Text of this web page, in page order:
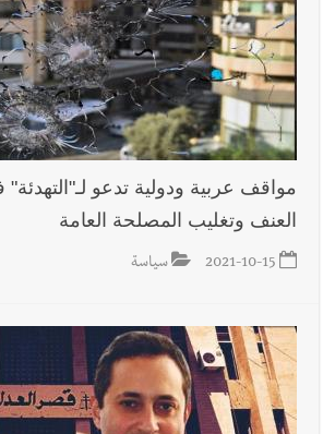
مواقف عربية ودولية تدعو
العنف وتغليب المصلحة العامة
2021-10-15 سياسة